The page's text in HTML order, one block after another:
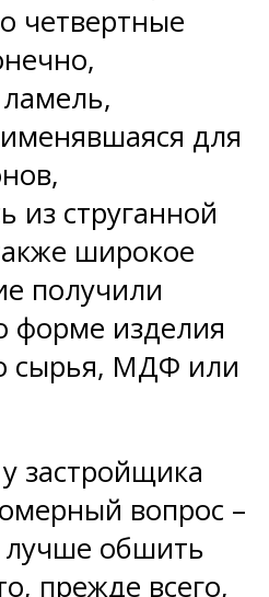
четвертные
ламель,
для
из струганной
широкое
получили
форме изделия
сырья, МДФ или
застройщика
вопрос –
лучше обшить
прежде всего,